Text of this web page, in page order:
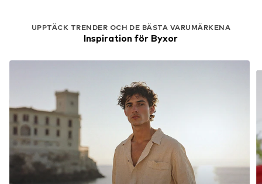
UPPTÄCK TRENDER OCH DE BÄSTA VARUMÄRKENA
Inspiration för Byxor